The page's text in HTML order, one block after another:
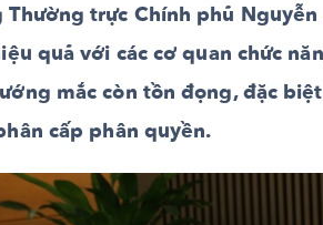
Thường trực Chính phủ
quả với các cơ quan chức
mắc còn tồn đọng, đặc
cấp phân quyền.